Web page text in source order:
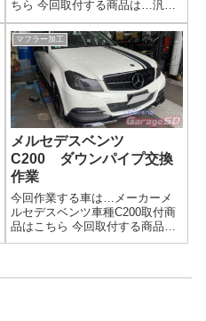
ちら 今回取付する商品は…汎用
マフラーカッター商品を購入す
るときは、自分の車のマフラー
出口がどうなっているかしっか
り確認して買いましょう。作業
写真下向きマフラー出口、斜め
カット用...
マフラー加工
メルセデスベンツ
C200 ダウンパイプ交換
作業
今回作業する車は…メーカーメ
ルセデスベンツ車種C200取付商
品はこちら 今回取付する商品
は…メーカー不明 ダウンパイ